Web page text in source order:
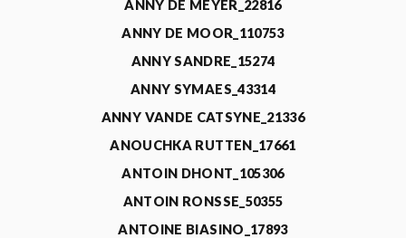
ANNY DE MEYER_22816
ANNY DE MOOR_110753
ANNY SANDRE_15274
ANNY SYMAES_43314
ANNY VANDE CATSYNE_21336
ANOUCHKA RUTTEN_17661
ANTOIN DHONT_105306
ANTOIN RONSSE_50355
ANTOINE BIASINO_17893